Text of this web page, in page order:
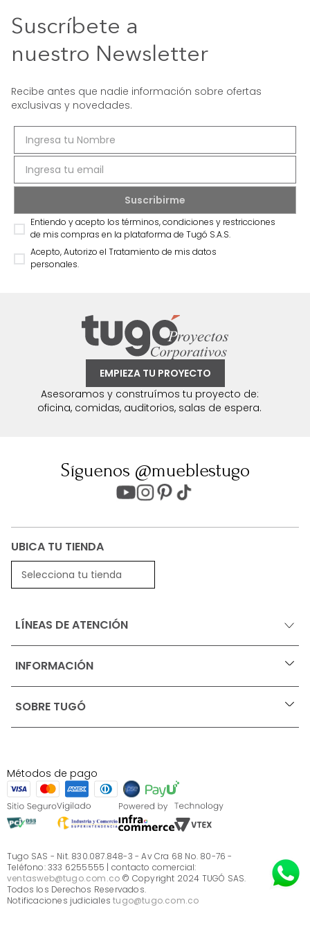
Suscríbete a
nuestro Newsletter
Recibe antes que nadie información sobre ofertas
exclusivas y novedades.
Entiendo y acepto los términos, condiciones y restricciones
de mis compras en la plataforma de Tugó S.A.S.
Acepto, Autorizo el Tratamiento de mis datos
personales.
EMPIEZA TU PROYECTO
Asesoramos y construímos tu proyecto de:
oficina, comidas, auditorios, salas de espera.
Síguenos @mueblestugo
UBICA TU TIENDA
Selecciona tu tienda
LÍNEAS DE ATENCIÓN
INFORMACIÓN +
Ofertas vigentes
Términos, condiciones y restricciones para productos
S.A.S
Términos, condiciones y restricciones Tugó S.A.S
Instructivo cuidado de muebles
Sé parte de Tugó
¿Quiénes somos?
Servicio al cliente
SOBRE TUGÓ +
¿Quieres vender en Tugó?
Métodos de pago
Tugo SAS - Nit. 830.087.848-3 - Av Cra 68 No. 80-76 -
Teléfono: 333 6255555 | contacto comercial:
ventasweb@tugo.com.co © Copyright 2024 TUGÓ SAS.
Todos los Derechos Reservados.
Notificaciones judicialestugo@tugo.com.co